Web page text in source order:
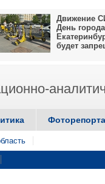
Движение
День города
будет